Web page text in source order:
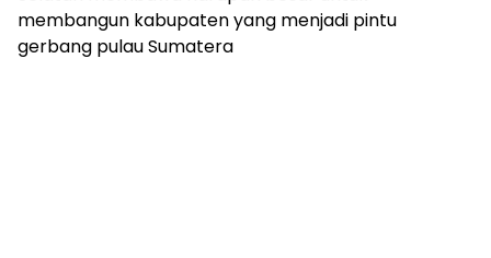
dari
SARA,
membangun kabupaten yang menjadi pintu
gerbang pulau Sumatera